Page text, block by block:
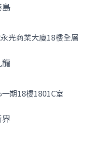
光商業大廈18樓全層
期18樓1801C室